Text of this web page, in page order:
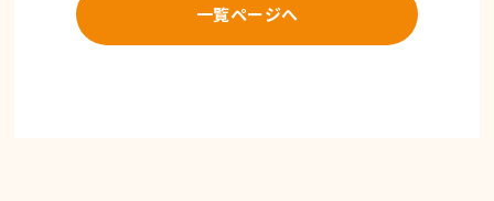
一覧ページへ